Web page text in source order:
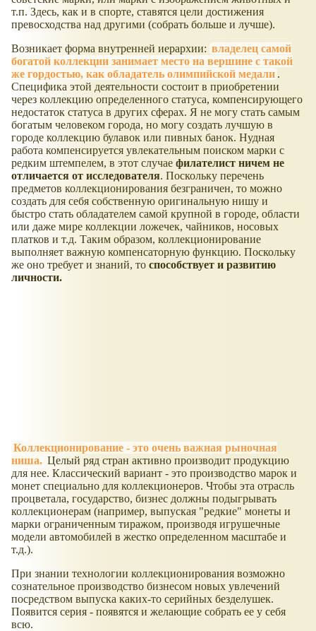
т.п. Здесь, как и в спорте, ставятся цели достижения
превосходства над другими (собрать больше и лучше).
Возникает форма внутренней иерархии: владелец самой
богатой коллекции занимает место на вершине с такой
же гордостью, как обладатель олимпийской медали .
Специфика этой деятельности состоит в приобретении
через коллекцию определенного статуса, компенсирующего
недостаток статуса в других сферах. Я не могу стать самым
богатым человеком города, но могу создать лучшую в
городе коллекцию булавок или пивных банок. Нудная
работа компенсируется увлекательным поиском марки с
редким штемпелем, в этот случае филателист ничем не
отличается от исследователя. Поскольку перечень
предметов коллекционирования безграничен, то можно
создать для себя собственную оригинальную нишу и
быстро стать обладателем самой крупной в городе, области
или даже мире коллекции ложечек, чайников, носовых
платков и т.д. Таким образом, коллекционирование
выполняет важную компенсаторную функцию. Поскольку
же оно требует и знаний, то способствует и развитию
личности.
Коллекционирование - это очень важная рыночная
ниша. Целый ряд стран активно производит продукцию
для нее. Классический вариант - это производство марок и
монет специально для коллекционеров. Чтобы эта отрасль
процветала, государство, бизнес должны подыгрывать
коллекционерам (например, выпуская "редкие" монеты и
марки ограниченным тиражом, производя игрушечные
модели автомобилей в жестко определенном масштабе и
т.д.).
При знании технологии коллекционирования возможно
сознательное производство бизнесом новых увлечений
посредством выпуска каких-то серийных безделушек.
Появится серия - появятся и желающие собрать ее у себя
всю.